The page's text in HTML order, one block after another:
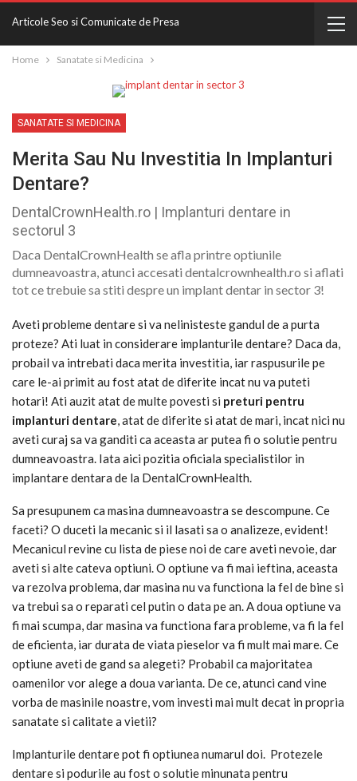
Articole Seo si Comunicate de Presa
Home Sanatate si Medicina
SANATATE SI MEDICINA
Merita Sau Nu Investitia In Implanturi
Dentare?
DentalCrownHealth.ro | Implanturi dentare in
sectorul 3
Daca DentalCrownHealth se afla printre optiunile
dumneavoastra, atunci accesati dentalcrownhealth.ro si aflati
tot ce trebuie sa stiti despre un implant dentar in sector 3!
Aveti probleme dentare si va nelinisteste gandul de a purta
proteze? Ati luat in considerare implanturile dentare? Daca da,
probail va intrebati daca merita investitia, iar raspusurile pe
care le-ai primit au fost atat de diferite incat nu va puteti
hotari! Ati auzit atat de multe povesti si preturi pentru
implanturi dentare, atat de diferite si atat de mari, incat nici nu
aveti curaj sa va ganditi ca aceasta ar putea fi o solutie pentru
dumneavoastra. Iata aici pozitia oficiala specialistilor in
implantare dentara de la DentalCrownHealth.
Sa presupunem ca masina dumneavoastra se descompune. Ce
faceti? O duceti la mecanic si il lasati sa o analizeze, evident!
Mecanicul revine cu lista de piese noi de care aveti nevoie, dar
aveti si alte cateva optiuni. O optiune va fi mai ieftina, aceasta
va rezolva problema, dar masina nu va functiona la fel de bine si
va trebui sa o reparati cel putin o data pe an. A doua optiune va
fi mai scumpa, dar masina va functiona fara probleme, va fi la fel
de eficienta, iar durata de viata pieselor va fi mult mai mare. Ce
optiune aveti de gand sa alegeti? Probabil ca majoritatea
oamenilor vor alege a doua varianta. De ce, atunci cand vine
vorba de masinile noastre, vom investi mai mult decat in propria
sanatate si calitate a vietii?
Implanturile dentare pot fi optiunea numarul doi. Protezele
dentare si podurile au fost o solutie minunata pentru